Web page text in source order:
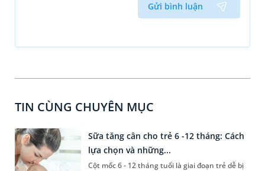
Gửi bình luận
TIN CÙNG CHUYÊN MỤC
Sữa tăng cân cho trẻ 6 -12 tháng: Cách
lựa chọn và những...
Cột mốc 6 - 12 tháng tuổi là giai đoạn trẻ dễ bị